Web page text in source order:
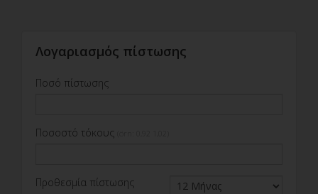
Λογαριασμός πίστωσης
Ποσό πίστωσης
Ποσοστό τόκους
Προθεσμία πίστωσης